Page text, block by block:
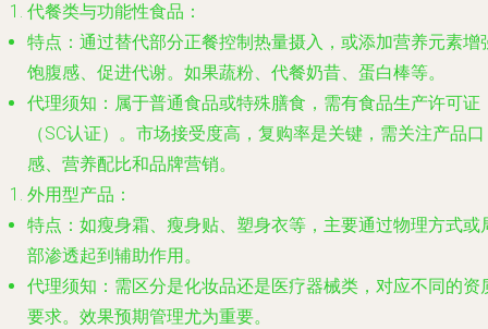
代餐类与功能性食品 ：
特点 ：通过替代部分正餐控制热量摄入，或添加营养元素增
饱腹感、促进代谢。如果蔬粉、代餐奶昔、蛋白棒等。
代理须知 ：属于普通食品或特殊膳食，需有食品生产许可证
（SC认证）。市场接受度高，复购率是关键，需关注产品口
感、营养配比和品牌营销。
外用型产品 ：
特点 ：如瘦身霜、瘦身贴、塑身衣等，主要通过物理方式或
部渗透起到辅助作用。
代理须知 ：需区分是化妆品还是医疗器械类，对应不同的资
要求。效果预期管理尤为重要。